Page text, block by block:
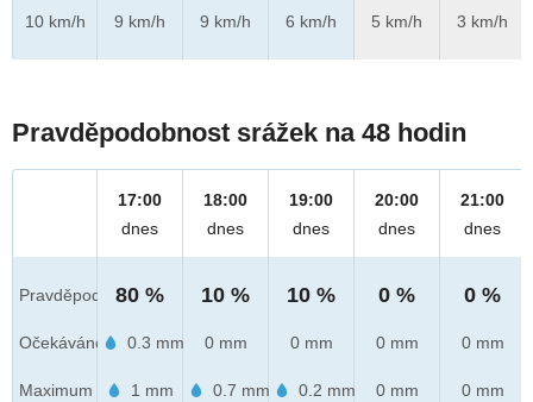
10 km/h
9 km/h
9 km/h
6 km/h
5 km/h
3 km/h
Pravděpodobnost srážek na 48 hodin
Pravděpod.
Očekáváno
Maximum
17:00
dnes
80 %
0.3 mm
1 mm
18:00
dnes
10 %
0 mm
0.7 mm
19:00
dnes
10 %
0 mm
0.2 mm
20:00
dnes
0 %
0 mm
0 mm
21:00
dnes
0 %
0 mm
0 mm